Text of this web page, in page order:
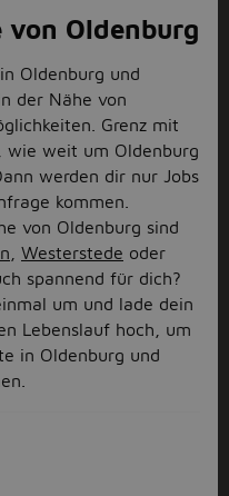
von Oldenburg
Oldenburg und
der Nähe von
Grenz mit
weit um Oldenburg
werden dir nur Jobs
kommen.
von Oldenburg sind
Westerstede oder
spannend für dich?
um und lade dein
Lebenslauf hoch, um
in Oldenburg und